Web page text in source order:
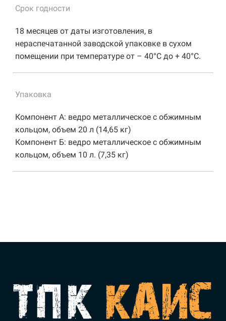
Срок годности
18 месяцев от даты изготовления, в
нераспечатанной заводской упаковке в сухом
помещении при температуре от – 40°C до + 40°C.
Упаковка
Компонент А: ведро металлическое с обжимным
кольцом, объем 20 л (14,65 кг)
Компонент Б: ведро металлическое с обжимным
кольцом, объем 10 л. (7,35 кг)